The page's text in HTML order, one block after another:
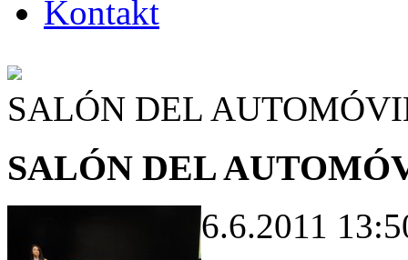
Kontakt
SALÓN DEL
SALÓN DEL
6.6.2011